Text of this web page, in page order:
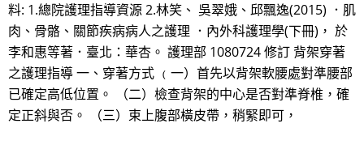
料: 1.總院護理指導資源 2.林笑、 吳翠娥、邱飄逸(2015) ．肌
肉、骨骼、關節疾病病人之護理 ．內外科護理學(下冊)， 於
李和惠等著．臺北：華杏。 護理部 1080724 修訂 背架穿著
之護理指導 一、穿著方式 ﹙一）首先以背架軟腰處對準腰部
已確定高低位置。 （二）檢查背架的中心是否對準脊椎，確
定正斜與否。 （三）束上腹部橫皮帶，稍緊即可，